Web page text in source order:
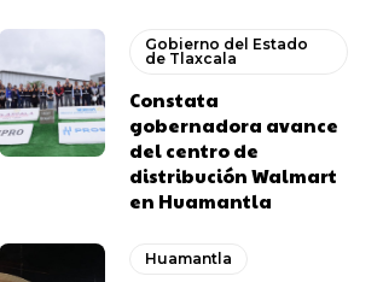
Gobierno del Estado
de Tlaxcala
Constata
gobernadora avance
del centro de
distribución Walmart
en Huamantla
Huamantla